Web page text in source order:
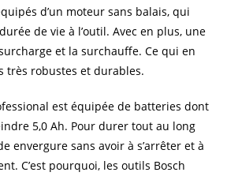
d’un moteur sans balais, qui
de vie à l’outil. Avec en plus, une
et la surchauffe. Ce qui en
très robustes et durables.
est équipée de batteries dont
5,0 Ah. Pour durer tout au long
envergure sans avoir à s’arrêter et à
C’est pourquoi, les outils Bosch